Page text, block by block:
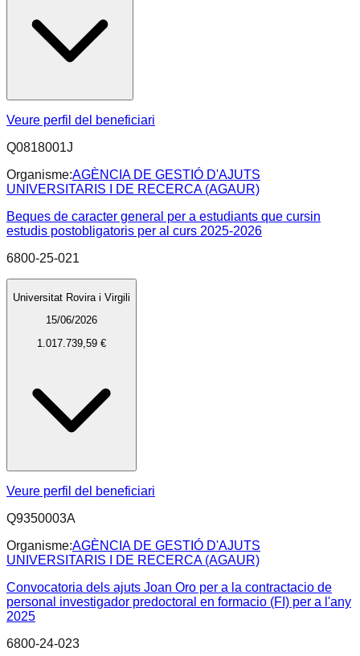
Veure perfil del beneficiari
Q0818001J
Organisme:AGÈNCIA DE GESTIÓ D'AJUTS
UNIVERSITARIS I DE RECERCA (AGAUR)
Beques de caracter general per a estudiants que cursin
estudis postobligatoris per al curs 2025-2026
6800-25-021
Universitat Rovira i Virgili
15/06/2026
1.017.739,59 €
Veure perfil del beneficiari
Q9350003A
Organisme:AGÈNCIA DE GESTIÓ D'AJUTS
UNIVERSITARIS I DE RECERCA (AGAUR)
Convocatoria dels ajuts Joan Oro per a la contractacio de
personal investigador predoctoral en formacio (FI) per a l'any
2025
6800-24-023